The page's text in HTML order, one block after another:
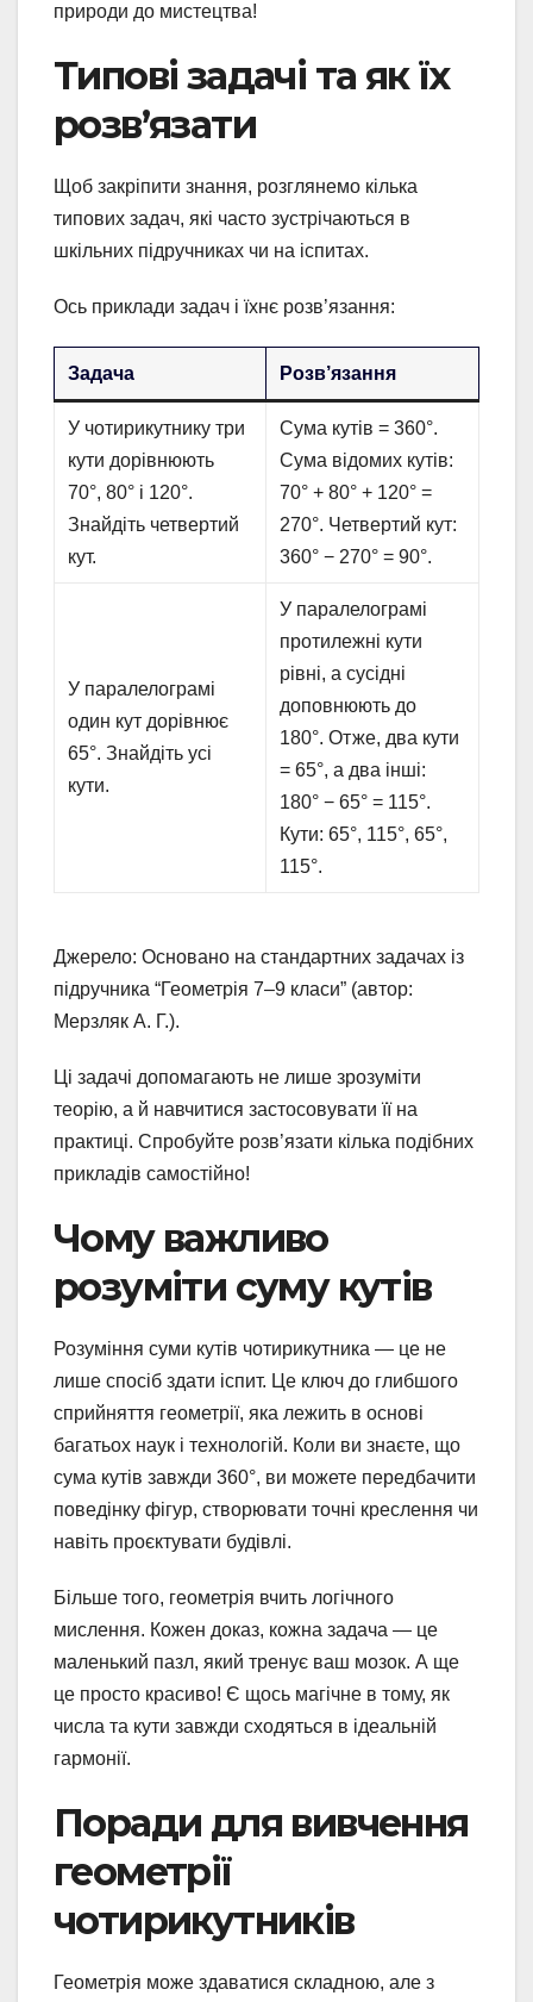
природи до мистецтва!
Типові задачі та як їх
розв’язати
Щоб закріпити знання, розглянемо кілька
типових задач, які часто зустрічаються в
шкільних підручниках чи на іспитах.
Ось приклади задач і їхнє розв’язання:
Задача Розв’язання
У чотирикутнику три
кути дорівнюють
70°, 80° і 120°.
Знайдіть четвертий
кут.
Сума кутів = 360°.
Сума відомих кутів:
70° + 80° + 120° =
270°. Четвертий кут:
360° − 270° = 90°.
У паралелограмі
один кут дорівнює
65°. Знайдіть усі
кути.
У паралелограмі
протилежні кути
рівні, а сусідні
доповнюють до
180°. Отже, два кути
= 65°, а два інші:
180° − 65° = 115°.
Кути: 65°, 115°, 65°,
115°.
Джерело: Основано на стандартних задачах із
підручника “Геометрія 7–9 класи” (автор:
Мерзляк А. Г.).
Ці задачі допомагають не лише зрозуміти
теорію, а й навчитися застосовувати її на
практиці. Спробуйте розв’язати кілька подібних
прикладів самостійно!
Чому важливо
розуміти суму кутів
Розуміння суми кутів чотирикутника — це не
лише спосіб здати іспит. Це ключ до глибшого
сприйняття геометрії, яка лежить в основі
багатьох наук і технологій. Коли ви знаєте, що
сума кутів завжди 360°, ви можете передбачити
поведінку фігур, створювати точні креслення чи
навіть проєктувати будівлі.
Більше того, геометрія вчить логічного
мислення. Кожен доказ, кожна задача — це
маленький пазл, який тренує ваш мозок. А ще
це просто красиво! Є щось магічне в тому, як
числа та кути завжди сходяться в ідеальній
гармонії.
Поради для вивчення
геометрії
чотирикутників
Геометрія може здаватися складною, але з